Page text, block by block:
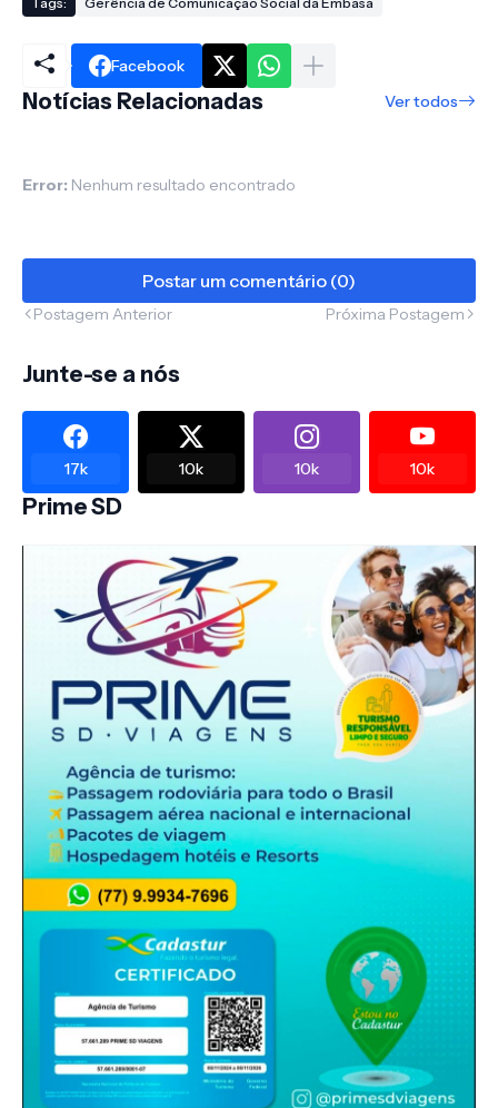
Facebook
Notícias Relacionadas Ver todos
Error: Nenhum resultado encontrado
Postar um comentário (0)
Postagem Anterior Próxima Postagem
Junte-se a nós
17k 10k 10k 10k
Prime SD